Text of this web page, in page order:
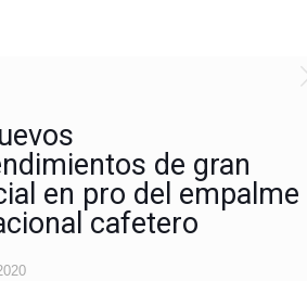
de gran
en pro del empalme
cafetero